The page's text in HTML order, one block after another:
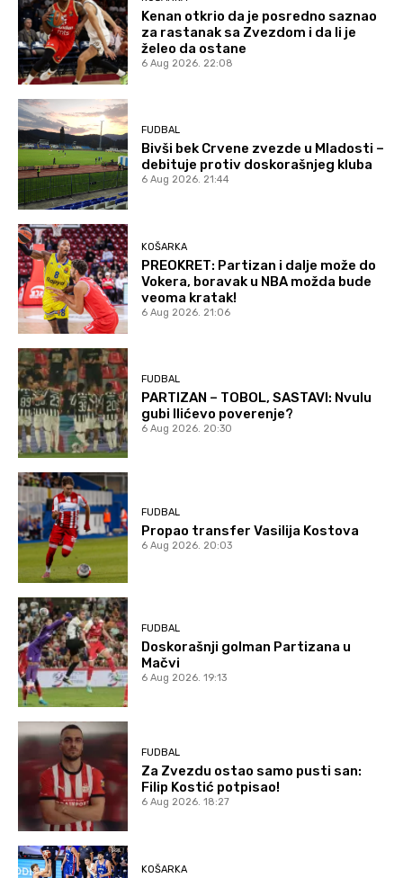
Kenan otkrio da je posredno saznao
za rastanak sa Zvezdom i da li je
želeo da ostane
6 Aug 2026. 22:08
FUDBAL
Bivši bek Crvene zvezde u Mladosti –
debituje protiv doskorašnjeg kluba
6 Aug 2026. 21:44
KOŠARKA
PREOKRET: Partizan i dalje može do
Vokera, boravak u NBA možda bude
veoma kratak!
6 Aug 2026. 21:06
FUDBAL
PARTIZAN – TOBOL, SASTAVI: Nvulu
gubi Ilićevo poverenje?
6 Aug 2026. 20:30
FUDBAL
Propao transfer Vasilija Kostova
6 Aug 2026. 20:03
FUDBAL
Doskorašnji golman Partizana u
Mačvi
6 Aug 2026. 19:13
FUDBAL
Za Zvezdu ostao samo pusti san:
Filip Kostić potpisao!
6 Aug 2026. 18:27
KOŠARKA